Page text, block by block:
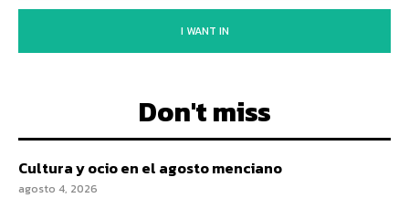
I WANT IN
Don't miss
Cultura y ocio en el agosto menciano
agosto 4, 2026